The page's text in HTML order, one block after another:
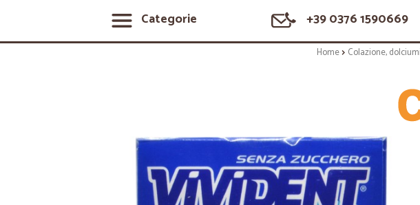
Categorie +39 0376 1590669
Home